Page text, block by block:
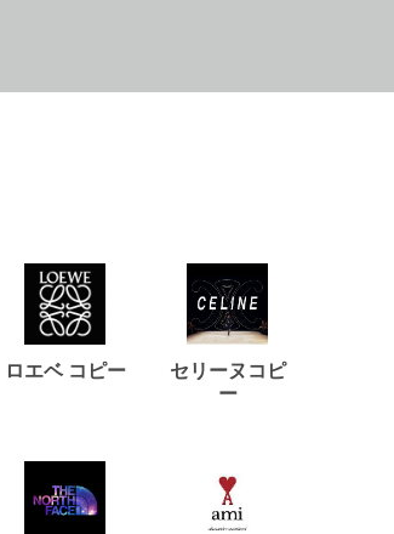
ロエベ コピー
セリーヌコピ
ー